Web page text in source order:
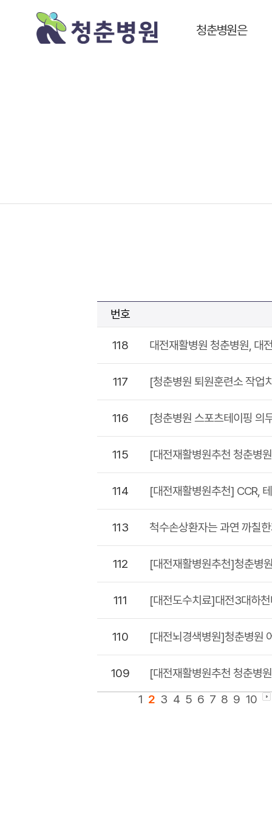
청춘병원은
번호
118 대전재활병원 청춘병원, 대
117 [청춘병원 퇴원훈련소 작업
116 [청춘병원 스포츠테이핑 의
115 [대전재활병원추천 청춘병
114 [대전재활병원추천] CCR,
113 척수손상환자는 과연 까칠
112 [대전재활병원추천]청춘병
111 [대전도수치료]대전3대하
110 [대전뇌경색병원]청춘병원
109
[대전재활병원추천 청춘병
1 2 3 4 5 6 7 8 9 10